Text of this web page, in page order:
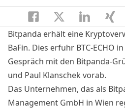
Bitpanda erhält eine
BaFin. Dies erfuhr BTC-ECHO
Gespräch mit den Bitpanda-
und Paul Klanschek vorab.
Das Unternehmen, das als
Management GmbH in Wien